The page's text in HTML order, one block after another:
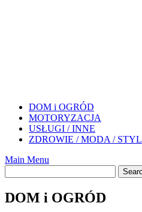
DOM i OGRÓD
MOTORYZACJA
USŁUGI / INNE
ZDROWIE / MODA / STYL
Main Menu
DOM i OGRÓD